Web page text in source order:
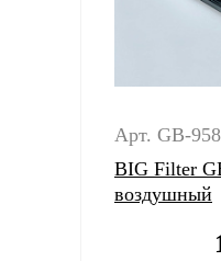
Арт. GB-958
BIG Filter
воздушный